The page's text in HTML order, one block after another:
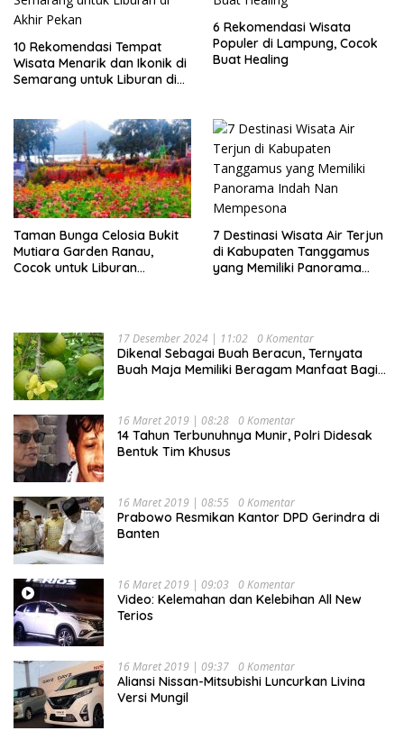
10 Rekomendasi Tempat
Wisata Menarik dan Ikonik di
Semarang untuk Liburan di
6 Rekomendasi Wisata
Populer di Lampung, Cocok
Buat Healing
Taman Bunga Celosia Bukit
Mutiara Garden Ranau,
Cocok untuk Liburan
7 Destinasi Wisata Air Terjun
di Kabupaten Tanggamus
yang Memiliki Panorama
17 Desember 2024 | 11:02 0 Komentar
Dikenal Sebagai Buah Beracun, Ternyata
Buah Maja Memiliki Beragam Manfaat Bagi
16 Maret 2019 | 08:28 0 Komentar
14 Tahun Terbunuhnya Munir, Polri Didesak
Bentuk Tim Khusus
16 Maret 2019 | 08:55 0 Komentar
Prabowo Resmikan Kantor DPD Gerindra di
Banten
16 Maret 2019 | 09:03 0 Komentar
Video: Kelemahan dan Kelebihan All New
Terios
16 Maret 2019 | 09:37 0 Komentar
Aliansi Nissan-Mitsubishi Luncurkan Livina
Versi Mungil